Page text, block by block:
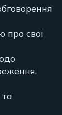
про свої